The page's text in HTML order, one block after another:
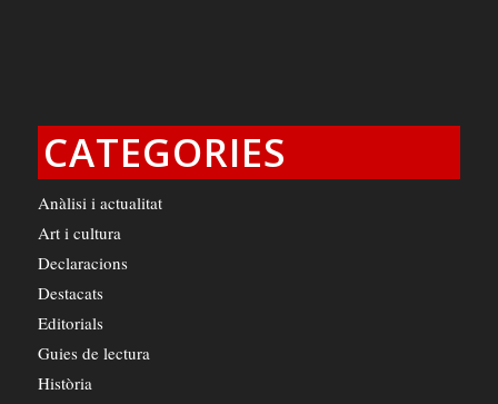
CATEGORIES
Anàlisi i actualitat
Art i cultura
Declaracions
Destacats
Editorials
Guies de lectura
Història